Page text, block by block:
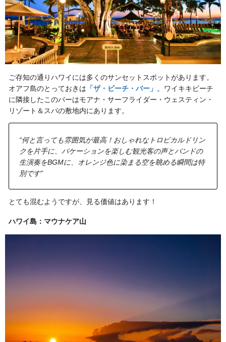
ご存知の通りハワイには多くのサンセットスポットがあります。
オアフ島のとっておきは 「ザ・ビーチ・バー」 。ワイキキビーチ
に隣接したこのバーはモアナ・サーフライダー・ウェスティン・
リゾート＆スパの敷地内にあります。
“何と言っても雰囲気が最高！おしゃれなトロピカルドリン
クを片手に、バケーションを楽しむ観光客の声とバンドの
生演奏をBGMに、オレンジ色に染まる空を眺める瞬間は特
別です”
とても混むようですが、見る価値はあります！
ハワイ島：マウナケア山